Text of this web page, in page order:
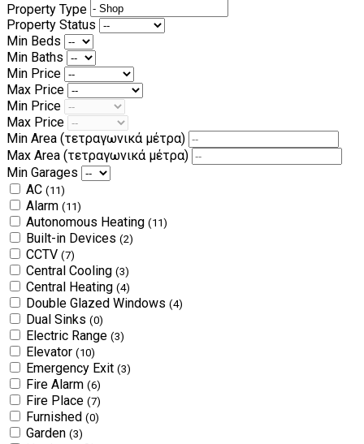
Property Type
Property Status
Min Beds
Min Baths
Min Price
Max Price
Min Price
Max Price
Min Area (τετραγωνικά μέτρα)
Max Area (τετραγωνικά μέτρα)
Min Garages
AC (11)
Alarm (11)
Autonomous Heating (11)
Built-in Devices (2)
CCTV (7)
Central Cooling (3)
Central Heating (4)
Double Glazed Windows (4)
Dual Sinks (0)
Electric Range (3)
Elevator (10)
Emergency Exit (3)
Fire Alarm (6)
Fire Place (7)
Furnished (0)
Garden (3)